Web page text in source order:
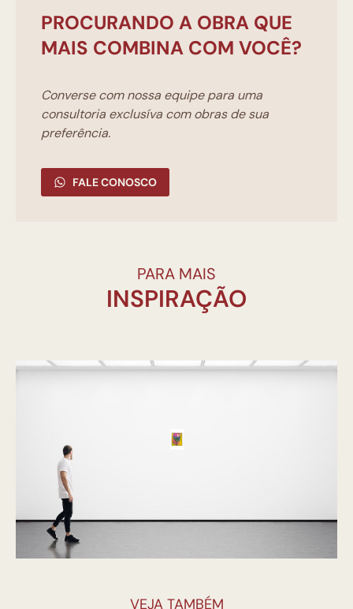
PROCURANDO A OBRA QUE
MAIS COMBINA COM VOCÊ?
Converse com nossa equipe para uma
consultoria exclusíva com obras de sua
preferência.
FALE CONOSCO
PARA MAIS
INSPIRAÇÃO
VEJA TAMBÉM